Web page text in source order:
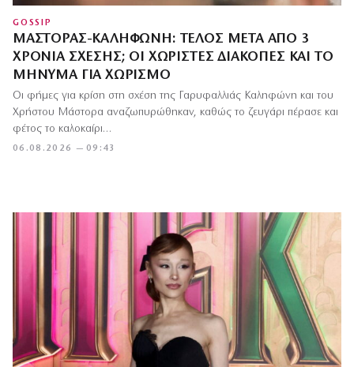
GOSSIP
ΜΆΣΤΟΡΑΣ-ΚΑΛΗΦΏΝΗ: ΤΈΛΟΣ ΜΕΤΆ ΑΠΌ 3
ΧΡΌΝΙΑ ΣΧΈΣΗΣ; ΟΙ ΧΩΡΙΣΤΈΣ ΔΙΑΚΟΠΈΣ ΚΑΙ ΤΟ
ΜΉΝΥΜΑ ΓΙΑ ΧΩΡΙΣΜΌ
06.08.2026 — 09:43
Οι φήμες για κρίση στη σχέση της Γαρυφαλλιάς Καληφώνη και του
Χρήστου Μάστορα αναζωπυρώθηκαν, καθώς το ζευγάρι πέρασε και
φέτος το καλοκαίρι…